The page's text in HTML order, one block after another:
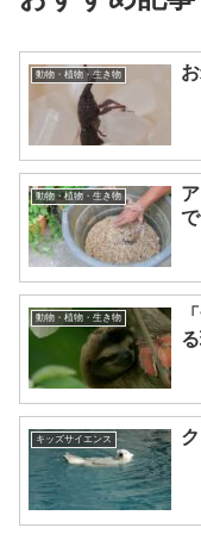
動物・植物・生き物
動物・植物・生き物
動物・植物・生き物
キッズサイエンス